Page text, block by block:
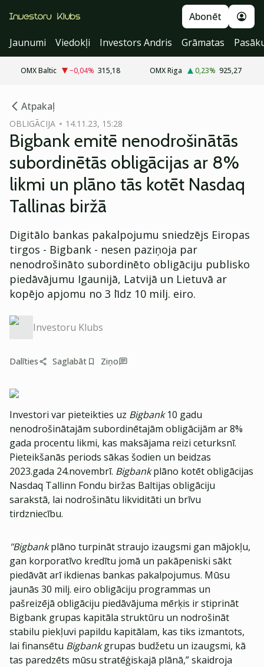
Abonēt
Jaunumi
Viedokļi Investors Andris Grāmatas
OMX Baltic −0,04% 315,18 OMX Riga 0,23% 925,27
Atpakaļ
OBLIGĀCIJA 14.11.23, 15:28
Bigbank emitē nenodrošinātās
subordinētās obligācijas ar 8%
likmi un plāno tās kotēt Nasdaq
Tallinas biržā
Digitālo bankas pakalpojumu sniedzējs Eiropas
tirgos - Bigbank - nesen paziņoja par
nenodrošināto subordinēto obligāciju publisko
piedāvājumu Igaunijā, Latvijā un Lietuvā ar
kopējo apjomu no 3 līdz 10 milj. eiro.
Investoru Klubs
Dalīties Saglabāt Ziņo
Investori var pieteikties uz Bigbank10 gadu
nenodrošinātajām subordinētajām obligācijām ar 8%
gada procentu likmi, kas maksājama reizi ceturksnī.
Pieteikšanās periods sākas šodien un beidzas
2023.gada 24.novembrī. Bigbankplāno kotēt obligācijas
Nasdaq Tallinn Fondu biržas Baltijas obligāciju
sarakstā, lai nodrošinātu likviditāti un brīvu
tirdzniecību.
"Bigbankplāno turpināt straujo izaugsmi gan mājokļu,
gan korporatīvo kredītu jomā un pakāpeniski sākt
piedāvāt arī ikdienas bankas pakalpojumus. Mūsu
jaunās 30 milj. eiro obligāciju programmas un
pašreizējā obligāciju piedāvājuma mērķis ir stiprināt
Bigbank grupas kapitāla struktūru un nodrošināt
stabilu piekļuvi papildu kapitālam, kas tiks izmantots,
lai finansētu Bigbankgrupas budžetu un izaugsmi, kā
tas paredzēts mūsu stratēģiskajā plānā,” skaidroja